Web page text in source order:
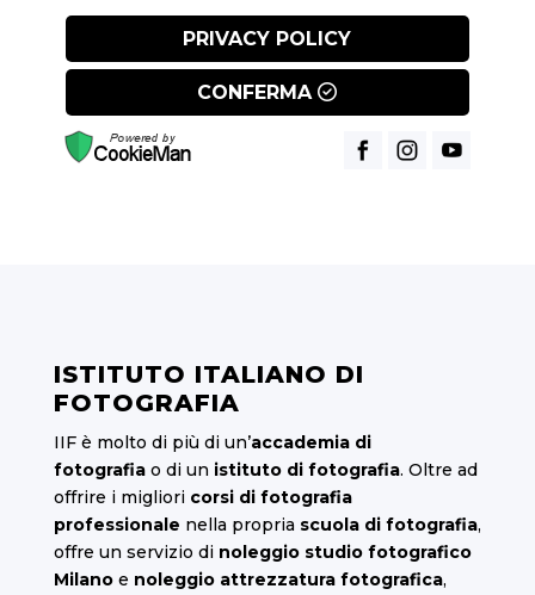
PRIVACY POLICY
CONFERMA
ISTITUTO ITALIANO DI
FOTOGRAFIA
IIF è molto di più di un’accademia di
fotografiao di un istituto di fotografia. Oltre ad
offrire i migliori corsi di fotografia
professionale nella propria scuola di fotografia,
offre un servizio di noleggio studio fotografico
Milano e noleggio attrezzatura fotografica,